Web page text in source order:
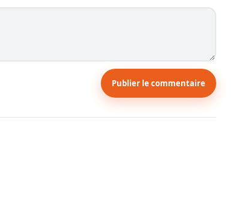
Publier le commentaire